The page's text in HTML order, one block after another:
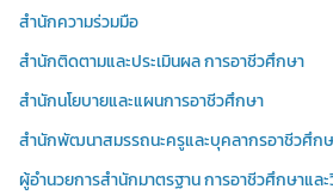
สำนักความร่วมมือ
สำนักติดตามและประเมินผล การอาชีวศึกษา
สำนักนโยบายและแผนการอาชีวศึกษา
สำนักพัฒนาสมรรถนะครูและบุคลากรอาชีวศึก
ผู้อำนวยการสำนักมาตรฐาน การอาชีวศึกษาแล